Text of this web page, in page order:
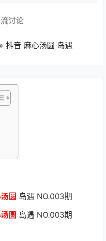
讨论
» 抖音 麻心汤圆 岛遇
圆 岛遇 NO.003期
圆 岛遇 NO.003期